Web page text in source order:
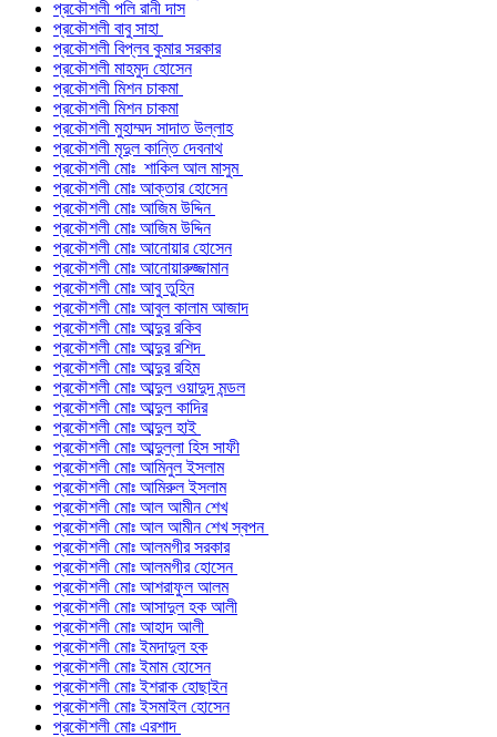
প্রকৌশলী পলি রানী দাস
প্রকৌশলী বাবু সাহা
প্রকৌশলী বিপ্লব কুমার সরকার
প্রকৌশলী মাহমুদ হোসেন
প্রকৌশলী মিশন চাকমা
প্রকৌশলী মিশন চাকমা
প্রকৌশলী মুহাম্মদ সাদাত উল্লাহ
প্রকৌশলী মৃদুল কান্তি দেবনাথ
প্রকৌশলী মোঃ শাকিল আল মাসুম
প্রকৌশলী মোঃ আক্তার হোসেন
প্রকৌশলী মোঃ আজিম উদ্দিন
প্রকৌশলী মোঃ আজিম উদ্দিন
প্রকৌশলী মোঃ আনোয়ার হোসেন
প্রকৌশলী মোঃ আনোয়ারুজ্জামান
প্রকৌশলী মোঃ আবু তুহিন
প্রকৌশলী মোঃ আবুল কালাম আজাদ
প্রকৌশলী মোঃ আব্দুর রকিব
প্রকৌশলী মোঃ আব্দুর রশিদ
প্রকৌশলী মোঃ আব্দুর রহিম
প্রকৌশলী মোঃ আব্দুল ওয়াদুদ মন্ডল
প্রকৌশলী মোঃ আব্দুল কাদির
প্রকৌশলী মোঃ আব্দুল হাই
প্রকৌশলী মোঃ আব্দুল্লা হিস সাফী
প্রকৌশলী মোঃ আমিনুল ইসলাম
প্রকৌশলী মোঃ আমিরুল ইসলাম
প্রকৌশলী মোঃ আল আমীন শেখ
প্রকৌশলী মোঃ আল আমীন শেখ স্বপন
প্রকৌশলী মোঃ আলমগীর সরকার
প্রকৌশলী মোঃ আলমগীর হোসেন
প্রকৌশলী মোঃ আশরাফুল আলম
প্রকৌশলী মোঃ আসাদুল হক আলী
প্রকৌশলী মোঃ আহাদ আলী
প্রকৌশলী মোঃ ইমদাদুল হক
প্রকৌশলী মোঃ ইমাম হোসেন
প্রকৌশলী মোঃ ইশরাক হোছাইন
প্রকৌশলী মোঃ ইসমাইল হোসেন
প্রকৌশলী মোঃ এরশাদ